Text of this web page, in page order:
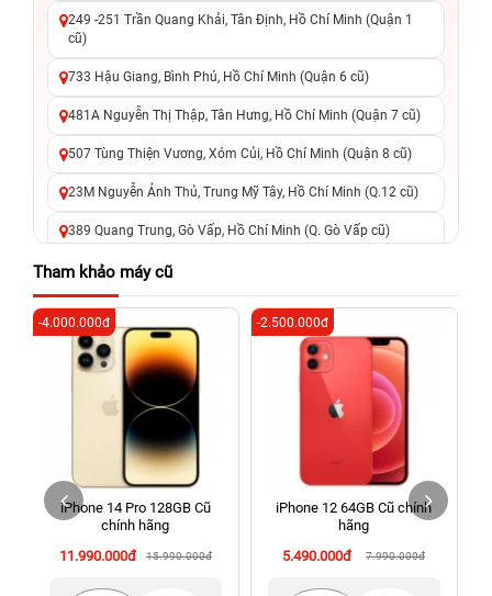
249 -251 Trần Quang Khải, Tân Định, Hồ Chí Minh (Quận 1
cũ)
733 Hậu Giang, Bình Phú, Hồ Chí Minh (Quận 6 cũ)
481A Nguyễn Thị Thập, Tân Hưng, Hồ Chí Minh (Quận 7 cũ)
507 Tùng Thiện Vương, Xóm Củi, Hồ Chí Minh (Quận 8 cũ)
23M Nguyễn Ảnh Thủ, Trung Mỹ Tây, Hồ Chí Minh (Q.12 cũ)
389 Quang Trung, Gò Vấp, Hồ Chí Minh (Q. Gò Vấp cũ)
625 - 625A Âu Cơ, Tân Phú, Hồ Chí Minh (Quận Tân Phú cũ)
326 Lê Văn Việt, Tăng Nhơn Phú, Hồ Chí Minh (Q.9 TP. Thủ
Đức cũ)
256 Võ Văn Ngân, Thủ Đức, Hồ Chí Minh (Bình Thọ, TP. Thủ
70 Nguyễn An Ninh, Dĩ An, Hồ Chí Minh (Bình Dương Cũ)
24h Vũng Tàu: 162A Ba Cu, Vũng Tàu, Hồ Chí Minh (TP. Vũng
Tàu cũ)
198 Hoàng Văn Thụ, Tân Sơn Nhất, Hồ Chí Minh (Tân Bình
Tham khảo máy cũ
iPhone 14 Pro 128GB Cũ
chính hãng
11.990.000đ
15.990.000đ
-4.000.000đ
iPhone 12 64GB Cũ chính
hãng
5.490.000đ
7.990.000đ
-2.500.000đ